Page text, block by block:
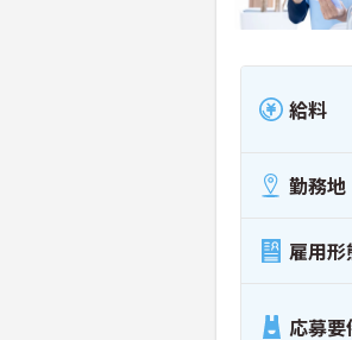
給料
勤務地
雇用形
応募要